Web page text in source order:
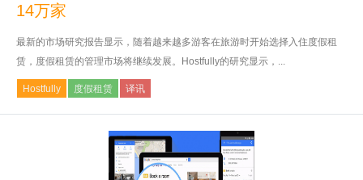
14万家
最新的市场研究报告显示，随着越来越多游客在旅游时开始选择入住度假租
赁，度假租赁的管理市场将继续发展。Hostfully的研究显示，...
Hostfully 度假租赁 译讯